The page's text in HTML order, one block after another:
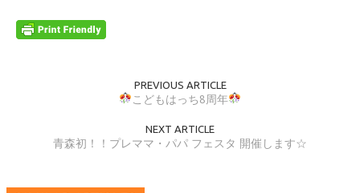
PREVIOUS ARTICLE
こどもはっち8周年
NEXT ARTICLE
青森初！！プレママ・パパ フェスタ 開催します☆